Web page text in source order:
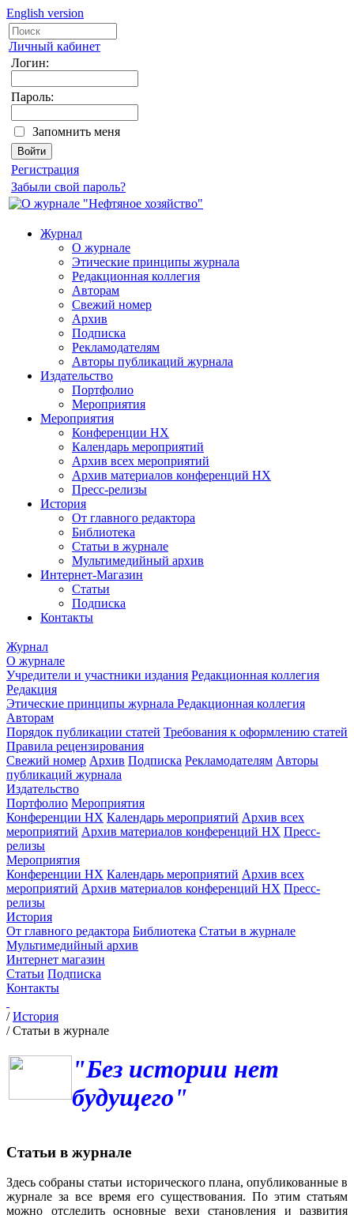
English version
Личный кабинет
Логин:
Пароль:
Запомнить меня
Регистрация
Забыли свой пароль?
Журнал
О журнале
Этические принципы журнала
Редакционная коллегия
Авторам
Свежий номер
Архив
Подписка
Рекламодателям
Авторы публикаций журнала
Издательство
Портфолио
Мероприятия
Мероприятия
Конференции НХ
Календарь мероприятий
Архив всех мероприятий
Архив материалов конференций НХ
Пресс-релизы
История
От главного редактора
Библиотека
Статьи в журнале
Мультимедийный архив
Интернет-Магазин
Статьи
Подписка
Контакты
Журнал
О журнале
Учредители и участники издания Редакционная коллегия
Редакция
Этические принципы журнала Редакционная коллегия
Авторам
Порядок публикации статей Требования к оформлению статей
Правила рецензирования
Свежий номер Архив Подписка Рекламодателям Авторы
публикаций журнала
Издательство
Портфолио Мероприятия
Конференции НХ Календарь мероприятий Архив всех
мероприятий Архив материалов конференций НХ Пресс-
релизы
Мероприятия
Конференции НХ Календарь мероприятий Архив всех
мероприятий Архив материалов конференций НХ Пресс-
релизы
История
От главного редактора Библиотека Статьи в журнале
Мультимедийный архив
Интернет магазин
Статьи Подписка
Контакты
/История
/Статьи в журнале
"Без истории нет
будущего"
Статьи в журнале
Здесь собраны статьи исторического плана, опубликованные в
журнале за все время его существования. По этим статьям
можно отследить основные вехи становления и развития